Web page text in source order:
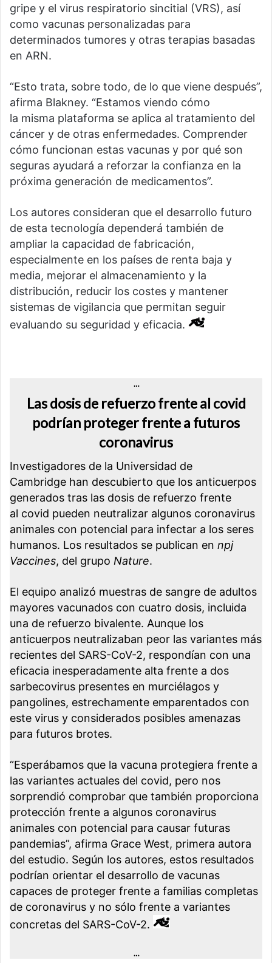
gripe y el virus respiratorio sincitial (VRS), así
como vacunas personalizadas para
determinados tumores y otras terapias basadas
en ARN.
“Esto trata, sobre todo, de lo que viene después”,
afirma Blakney. “Estamos viendo cómo
la misma plataforma se aplica al tratamiento del
cáncer y de otras enfermedades. Comprender
cómo funcionan estas vacunas y por qué son
seguras ayudará a reforzar la confianza en la
próxima generación de medicamentos”.
Los autores consideran que el desarrollo futuro
de esta tecnología dependerá también de
ampliar la capacidad de fabricación,
especialmente en los países de renta baja y
media, mejorar el almacenamiento y la
distribución, reducir los costes y mantener
sistemas de vigilancia que permitan seguir
evaluando su seguridad y eficacia.
…
Las dosis de refuerzo frente al covid
podrían proteger frente a futuros
coronavirus
Investigadores de la Universidad de
Cambridge han descubierto que los anticuerpos
generados tras las dosis de refuerzo frente
al covid pueden neutralizar algunos coronavirus
animales con potencial para infectar a los seres
humanos. Los resultados se publican en npj
Vaccines, del grupo Nature.
El equipo analizó muestras de sangre de adultos
mayores vacunados con cuatro dosis, incluida
una de refuerzo bivalente. Aunque los
anticuerpos neutralizaban peor las variantes más
recientes del SARS-CoV-2, respondían con una
eficacia inesperadamente alta frente a dos
sarbecovirus presentes en murciélagos y
pangolines, estrechamente emparentados con
este virus y considerados posibles amenazas
para futuros brotes.
“Esperábamos que la vacuna protegiera frente a
las variantes actuales del covid, pero nos
sorprendió comprobar que también proporciona
protección frente a algunos coronavirus
animales con potencial para causar futuras
pandemias”, afirma Grace West, primera autora
del estudio. Según los autores, estos resultados
podrían orientar el desarrollo de vacunas
capaces de proteger frente a familias completas
de coronavirus y no sólo frente a variantes
concretas del SARS-CoV-2.
…